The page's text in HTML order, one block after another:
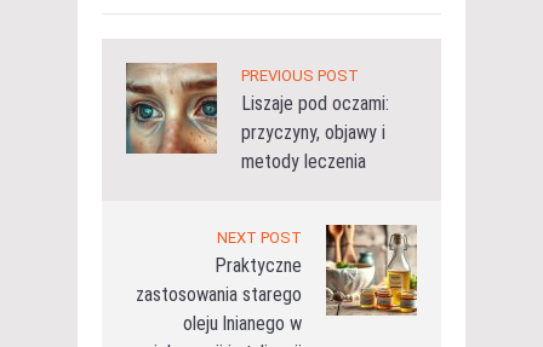
PREVIOUS POST
Liszaje pod oczami:
przyczyny, objawy i
metody leczenia
NEXT POST
Praktyczne
zastosowania starego
oleju lnianego w